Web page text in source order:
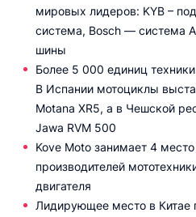
мировых лидеров: KYB –
система, Bosch — система
шины
Более 5 000 единиц
В Испании мотоциклы
Motana XR5, а в Чешской
Jawa RVM 500
Kove Moto занимает 4
производителей
двигателя
Лидирующее место в Китае